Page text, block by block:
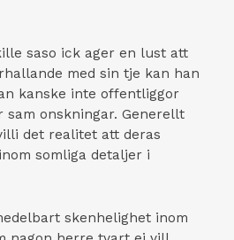
saso ick ager en lust att
med sin tje kan han
kanske inte offentliggor
onskningar. Generellt
det realitet att deras
somliga detaljer i
skenhelighet inom